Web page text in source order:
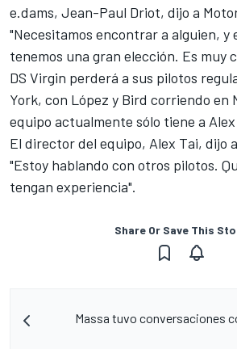
e.dams, Jean-Paul Driot, dijo a
"Necesitamos encontrar a alguien, y
tenemos una gran elección. Es muy
DS Virgin perderá a sus pilotos
York, con López y Bird corriendo en
equipo actualmente sólo tiene a
El director del equipo, Alex Tai, dijo
"Estoy hablando con otros pilotos.
tengan experiencia".
Share Or Save This
Massa tuvo conversaciones